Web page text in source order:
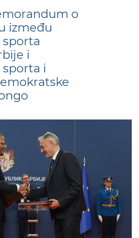
o
između
i
i